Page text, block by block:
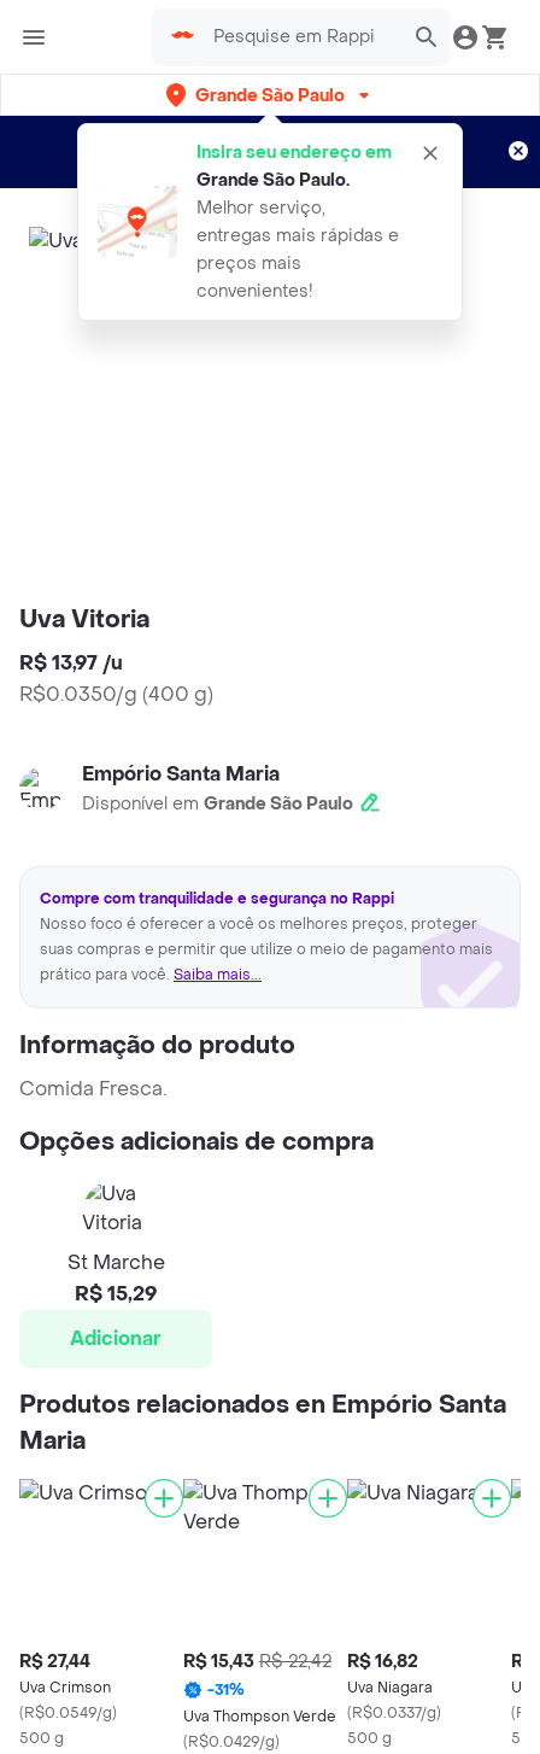
Grande São Paulo
Insira seu endereço em
Grande São Paulo.
Melhor serviço,
entregas mais rápidas e
preços mais
convenientes!
Entregas grátis por 15 dias!
Aplicam T&C
Uva Vitoria
R$ 13,97 /u
R$0.0350/g (400 g)
Empório Santa Maria
Disponível em Grande São Paulo
Compre com tranquilidade e segurança no Rappi
Nosso foco é oferecer a você os melhores preços, proteger
suas compras e permitir que utilize o meio de pagamento mais
prático para você. Saiba mais...
Informação do produto
Comida Fresca.
Opções adicionais de compra
St Marche
R$ 15,29
Adicionar
Produtos relacionados en Empório Santa
Maria
R$ 27,44
Uva Crimson
(R$0.0549/g)
500 g
R$ 15,43 R$ 22,42
-31%
Uva Thompson Verde
(R$0.0429/g)
R$ 16,82
Uva Niagara
(R$0.0337/g)
500 g
R$
(